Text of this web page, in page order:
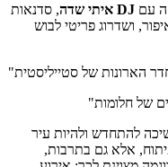
DJ איתי שדה, סדנאות
ושדרוג פריטי לבוש
הארונות של סטייליסטית"
של חלומות"
להתחדש ולהיות עיר
אלא גם בתרבות,